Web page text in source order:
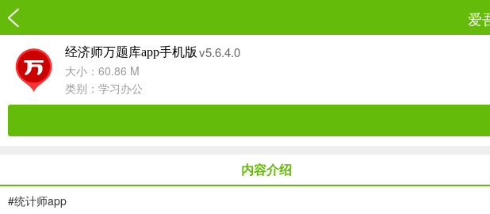
爱
经济师万题库app手机版 v5.6.4.0
大小：60.86 M
类别： 学习办公
内容介绍
#统计师app